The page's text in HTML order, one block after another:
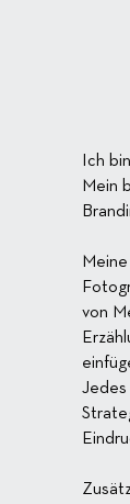
Ich
Mein
von
Jedes